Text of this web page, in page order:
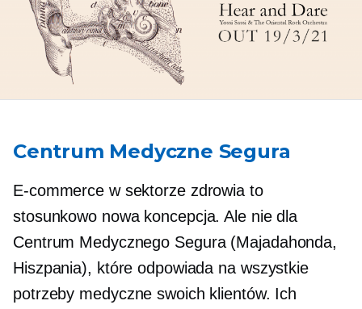
Centrum Medyczne Segura
E-commerce w sektorze zdrowia to
stosunkowo nowa koncepcja. Ale nie dla
Centrum Medycznego Segura (Majadahonda,
Hiszpania), które odpowiada na wszystkie
potrzeby medyczne swoich klientów. Ich